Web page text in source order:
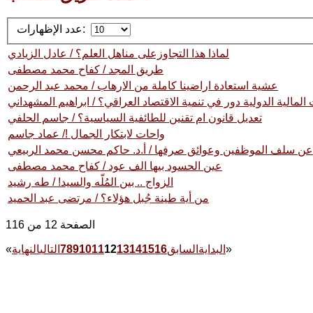
عدد الإظهارات:
لماذا هذا التجاوزعلى مناهل العلم؟ / عادل الزيادي
طريق المجد / كفاح محمد مصطفى
عشية استعادة اراضينا كاملة من الارهاب / محمد عبد الرحمن
الدولية دور في تنمية الاقتصاد العراقي؟ / ابراهيم المشهداني
تعديل قانون ام تقنين للطائفية السياسية؟ / جاسم الحلفي
واحات لابتكار الجمال !/ عماد جاسم
عن سلف الموظفين وعوائق صرفها / أ.د. حاكم محسن محمد الربيعي
عين الحسود بيها الف عود / كفاح محمد مصطفى
الزواج .. بين المُلّه والسيد! / طه رشيد
من أية طينة جُبل هؤلاء؟ / مرتضى عبد الحميد
الصفحة 12 من 116
« البداية السابق 78910111213141516 التاليالنهاية »